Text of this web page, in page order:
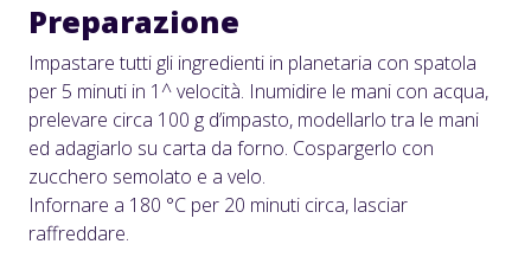
Preparazione
Impastare tutti gli ingredienti in planetaria con spatola
per 5 minuti in 1^ velocità. Inumidire le mani con acqua,
prelevare circa 100 g d’impasto, modellarlo tra le mani
ed adagiarlo su carta da forno. Cospargerlo con
zucchero semolato e a velo.
Infornare a 180 °C per 20 minuti circa, lasciar
raffreddare.